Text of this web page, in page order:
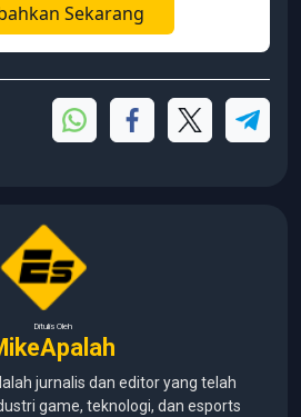
Sekarang
Ditulis Oleh
jurnalis dan editor yang telah
game, teknologi, dan esports